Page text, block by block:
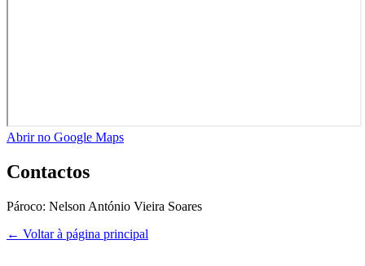
Abrir no Google Maps
Contactos
Pároco: Nelson António Vieira Soares
← Voltar à página principal